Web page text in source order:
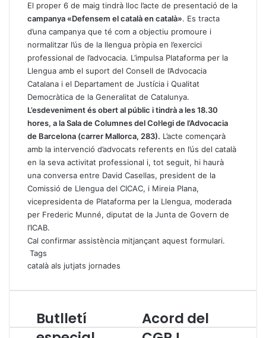
El proper 6 de maig tindrà lloc l’acte de presentació de la
campanya «Defensem el català en català». Es tracta
d’una campanya que té com a objectiu promoure i
normalitzar l’ús de la llengua pròpia en l’exercici
professional de l’advocacia. L’impulsa Plataforma per la
Llengua amb el suport del Consell de l’Advocacia
Catalana i el Departament de Justícia i Qualitat
Democràtica de la Generalitat de Catalunya.
L’esdeveniment és obert al públic i tindrà a les 18.30
hores, a la Sala de Columnes del Col·legi de l’Advocacia
de Barcelona (carrer Mallorca, 283). L’acte començarà
amb la intervenció d’advocats referents en l’ús del català
en la seva activitat professional i, tot seguit, hi haurà
una conversa entre David Casellas, president de la
Comissió de Llengua del CICAC, i Mireia Plana,
vicepresidenta de Plataforma per la Llengua, moderada
per Frederic Munné, diputat de la Junta de Govern de
l’ICAB.
Cal confirmar assistència mitjançant aquest formulari.
Tags
català als jutjats jornades
B
uButlletí
A
c
Acord del